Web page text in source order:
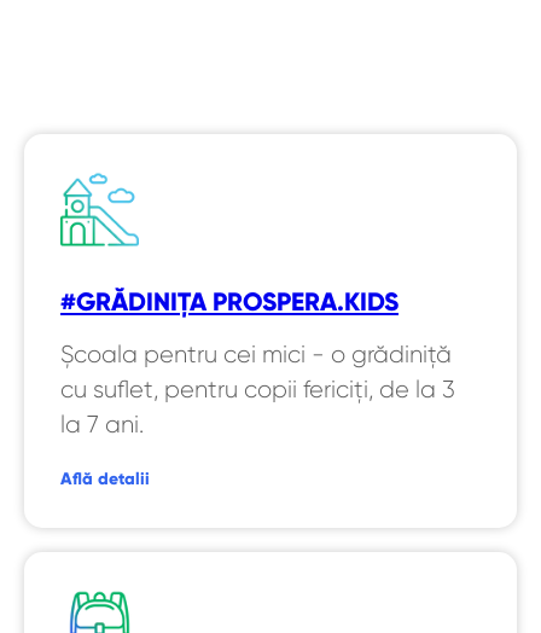
#GRĂDINIȚA PROSPERA.KIDS
Școala pentru cei mici - o grădiniță
cu suflet, pentru copii fericiți, de la 3
la 7 ani.
Află detalii